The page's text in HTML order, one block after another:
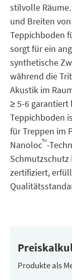
stilvolle
und Breiten
Teppichboden
sorgt für ein
synthetische
während die
Akustik im
≥ 5-6 garantiert
Teppichboden
für Treppen im
Nanoloc™-
Schmutzschutz
zertifiziert,
Produkte als